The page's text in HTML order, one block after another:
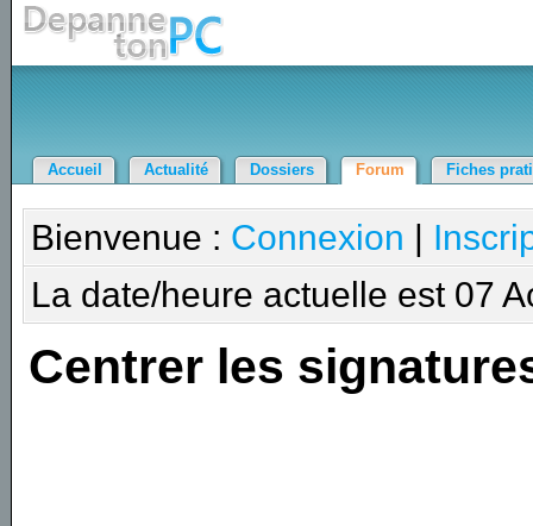
Accueil Actualité Dossiers Forum Fiches
Bienvenue : Connexion |
La date/heure actuelle est 07
Centrer les